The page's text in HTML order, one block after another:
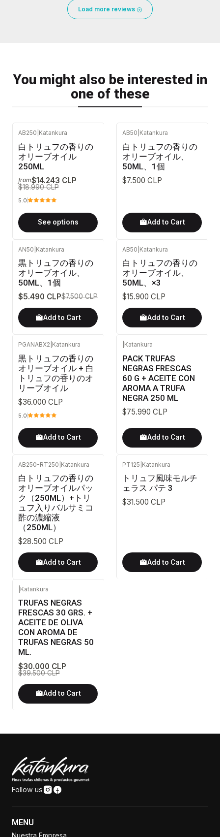
Load more reviews
You might also be interested in
one of these
AB250 Katankura
白トリュフの香りの
オリーブオイル
250ML
from$14.243 CLP
$18.990 CLP
5.0
See options
AB50 Katankura
白トリュフの香りの
オリーブオイル、
50ML、1個
$7.500 CLP
Add to Cart
AN50 Katankura
黒トリュフの香りの
オリーブオイル、
50ML、1個
$5.490 CLP$7.500 CLP
Add to Cart
AB50 Katankura
白トリュフの香りの
オリーブオイル、
50ML、×3
$15.900 CLP
Add to Cart
PGANABX2 Katankura
黒トリュフの香りの
オリーブオイル + 白
トリュフの香りのオ
リーブオイル
$36.000 CLP
5.0
Add to Cart
Katankura
PACK TRUFAS
NEGRAS FRESCAS
60 G + ACEITE CON
AROMA A TRUFA
NEGRA 250 ML
$75.990 CLP
Add to Cart
AB250-RT250 Katankura
白トリュフの香りの
オリーブオイルパッ
ク（250ML）+トリ
ュフ入りバルサミコ
酢の濃縮液
（250ML）
$28.500 CLP
Add to Cart
PT125 Katankura
トリュフ風味モルチ
ェラス パテ 3
$31.500 CLP
Add to Cart
Katankura
TRUFAS NEGRAS
FRESCAS 30 GRS. +
ACEITE DE OLIVA
CON AROMA DE
TRUFAS NEGRAS 50
ML.
$30.000 CLP
$39.500 CLP
Add to Cart
Follow us
MENU
Nuestra Empresa